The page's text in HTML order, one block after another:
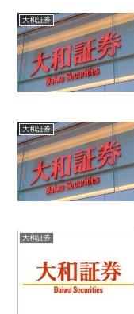
大和証券
大和証券
大和証券